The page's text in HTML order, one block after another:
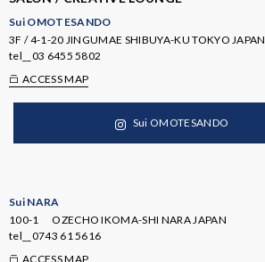
Sui OMOTESANDO
3F / 4-1-20 JINGUMAE SHIBUYA-KU TOKYO JAPAN
tel__ 03 6455 5802
ACCESS MAP
Sui OMOTESANDO
Sui NARA
100-1 OZECHO IKOMA-SHI NARA JAPAN
tel__ 0743 61 5616
ACCESS MAP